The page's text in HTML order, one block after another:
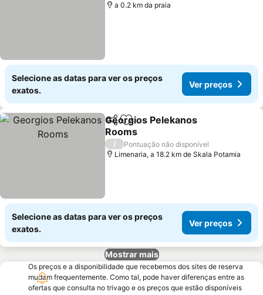
a 0.2 km da praia
Selecione as datas para ver os preços
exatos.
Ver preços
PartilharAdicionar aos favoritos
Georgios Pelekanos
Rooms
/
Pontuação não disponível
Limenaria, a 18.2 km de Skala Potamia
Selecione as datas para ver os preços
exatos.
Ver preços
Mostrar mais
Os preços e a disponibilidade que recebemos dos sites de reserva
mudam frequentemente. Como tal, pode haver diferenças entre as
ofertas que consulta no trivago e os preços que estão disponíveis